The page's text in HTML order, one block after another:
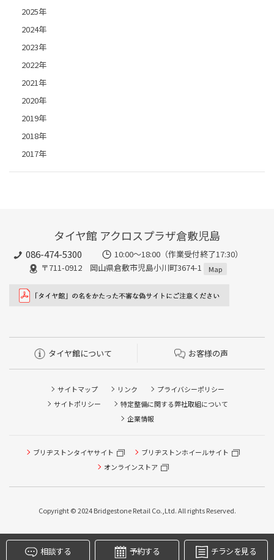
2025年
2024年
2023年
2022年
2021年
2020年
2019年
2018年
2017年
タイヤ館 アクロスプラザ倉敷児島
086-474-5300
10:00〜18:00（作業受付終了17:30）
〒711-0912 岡山県倉敷市児島小川町3674-1
Map
タイヤ館について お客様の声
サイトマップ リンク
プライバシーポリシー
サイトポリシー
特定整備に関する弊社取組について
企業情報
ブリヂストンタイヤサイト
ブリヂストンホイールサイト
オンラインストア
Copyright © 2024 Bridgestone Retail Co.,Ltd. All rights Reserved.
相談する 予約する チラシを見る
タイヤ点検・安全点検/タイヤ履き替え/オイル交換/その他
ピット作業の予約
本日のタイヤ履き替え順番待ち予約 ※クローク契約会員の